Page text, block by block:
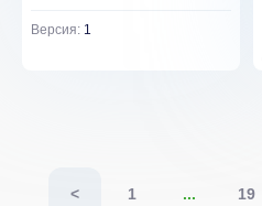
Версия: 1
< 1 ... 19